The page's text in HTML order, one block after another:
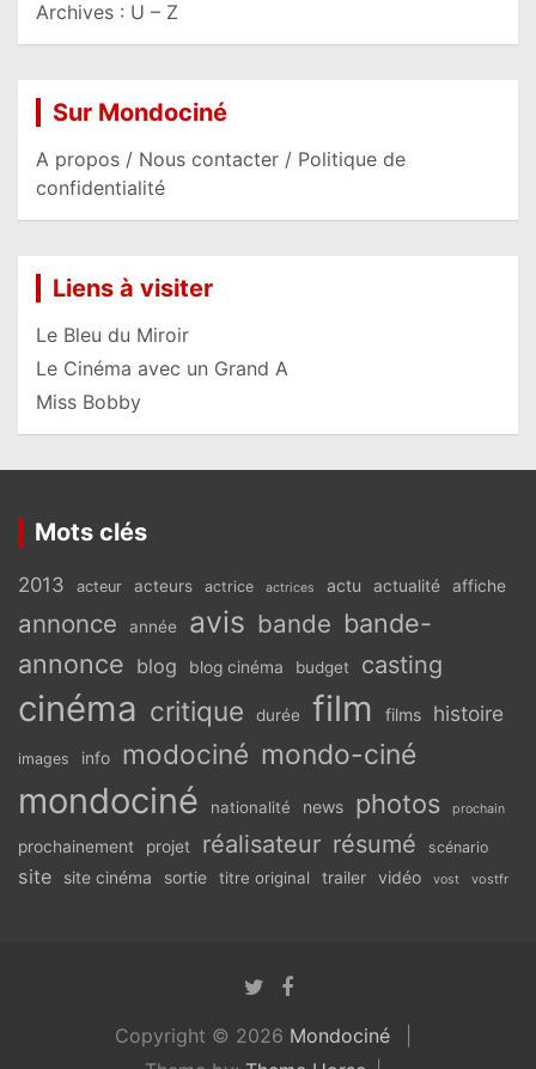
Archives : U – Z
Sur Mondociné
A propos / Nous contacter / Politique de
confidentialité
Liens à visiter
Le Bleu du Miroir
Le Cinéma avec un Grand A
Miss Bobby
Mots clés
2013 acteur acteurs actrice actrices actu actualité affiche
annonce année avis bande bande-
annonce blog blog cinéma budget casting
cinéma critique durée film films histoire
images info modociné mondo-ciné
mondociné nationalité news photos prochain
prochainement projet réalisateur résumé scénario
site site cinéma sortie titre original trailer vidéo vost vostfr
Copyright © 2026 Mondociné